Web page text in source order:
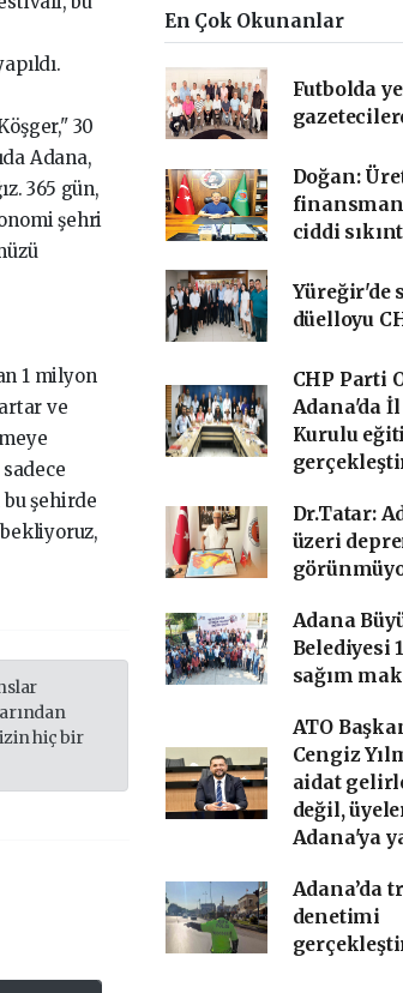
30
Adana,
365 gün,
şehri
1 milyon
ve
şehirde
hiç bir
En Çok Okunanlar
Futbolda
Doğan:
ciddi
Yüreğir'de
düelloyu
CHP Parti
Adana'da
Kurulu
Dr.Tatar:
üzeri
Adana
Belediyesi
sağım
ATO
Cengiz
aidat
değil,
Adana'ya
Adana’da
denetimi